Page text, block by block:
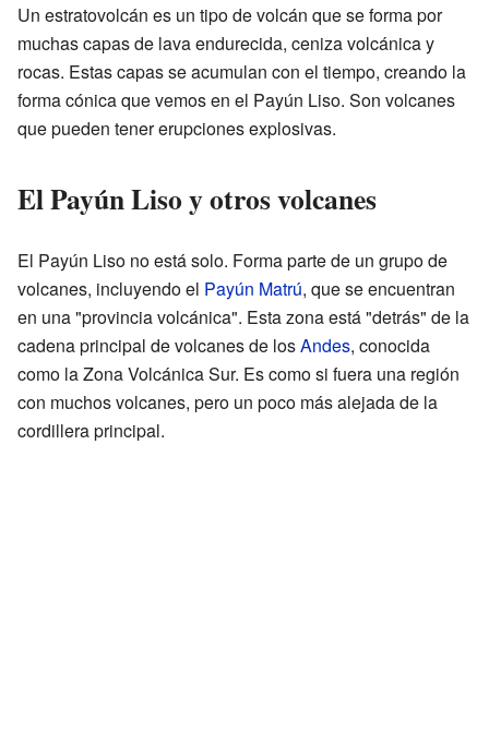
Un estratovolcán es un tipo de volcán que se forma por
muchas capas de lava endurecida, ceniza volcánica y
rocas. Estas capas se acumulan con el tiempo, creando la
forma cónica que vemos en el Payún Liso. Son volcanes
que pueden tener erupciones explosivas.
El Payún Liso y otros volcanes
El Payún Liso no está solo. Forma parte de un grupo de
volcanes, incluyendo el Payún Matrú, que se encuentran
en una "provincia volcánica". Esta zona está "detrás" de la
cadena principal de volcanes de losAndes, conocida
como la Zona Volcánica Sur. Es como si fuera una región
con muchos volcanes, pero un poco más alejada de la
cordillera principal.